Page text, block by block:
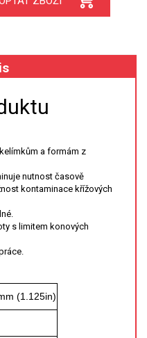
a formám z
nutnost časově
kontaminace křížových
s limitem konových
(1.125in)